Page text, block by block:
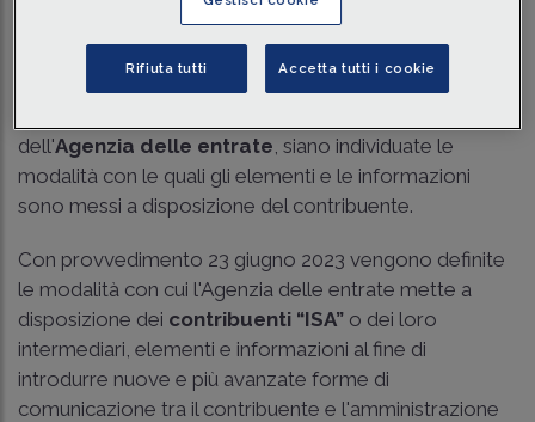
9 min.
dell'Agenzia delle entrate , siano individuate le
modalità con le quali gli elementi e le informazioni
sono messi a disposizione del contribuente.
Con provvedimento 23 giugno 2023 vengono definite
le modalità con cui l'Agenzia delle entrate mette a
disposizione dei contribuenti “ISA” o dei loro
intermediari, elementi e informazioni al fine di
introdurre nuove e più avanzate forme di
comunicazione tra il contribuente e l'amministrazione
Rifiuta tutti Accetta tutti i cookie